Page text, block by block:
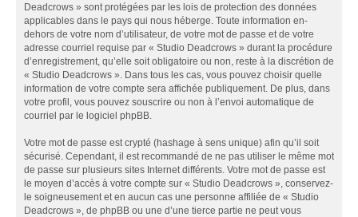
Deadcrows » sont protégées par les lois de protection des données
applicables dans le pays qui nous héberge. Toute information en-
dehors de votre nom d’utilisateur, de votre mot de passe et de votre
adresse courriel requise par « Studio Deadcrows » durant la procédure
d’enregistrement, qu’elle soit obligatoire ou non, reste à la discrétion de
« Studio Deadcrows ». Dans tous les cas, vous pouvez choisir quelle
information de votre compte sera affichée publiquement. De plus, dans
votre profil, vous pouvez souscrire ou non à l’envoi automatique de
courriel par le logiciel phpBB.
Votre mot de passe est crypté (hashage à sens unique) afin qu’il soit
sécurisé. Cependant, il est recommandé de ne pas utiliser le même mot
de passe sur plusieurs sites Internet différents. Votre mot de passe est
le moyen d’accès à votre compte sur « Studio Deadcrows », conservez-
le soigneusement et en aucun cas une personne affiliée de « Studio
Deadcrows », de phpBB ou une d’une tierce partie ne peut vous